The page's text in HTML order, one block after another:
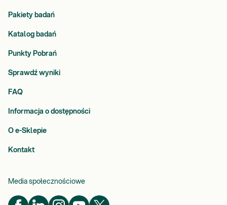
Pakiety badań
Katalog badań
Punkty Pobrań
Sprawdź wyniki
FAQ
Informacja o dostępności
O e-Sklepie
Kontakt
Media społecznościowe